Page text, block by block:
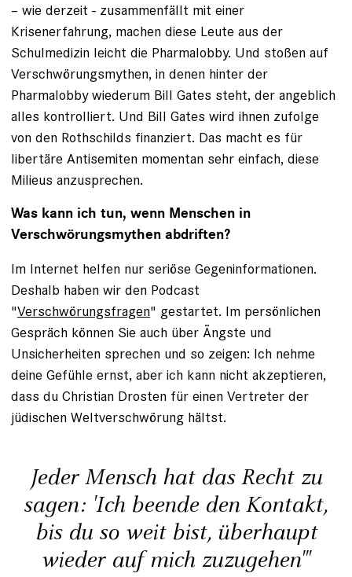
– wie derzeit - zusammenfällt mit einer
Krisenerfahrung, machen diese Leute aus der
Schulmedizin leicht die Pharmalobby. Und stoßen auf
Verschwörungsmythen, in denen hinter der
Pharmalobby wiederum Bill Gates steht, der angeblich
alles kontrolliert. Und Bill Gates wird ihnen zufolge
von den Rothschilds finanziert. Das macht es für
libertäre Antisemiten momentan sehr einfach, diese
Milieus anzusprechen.
Was kann ich tun, wenn Menschen in
Verschwörungsmythen abdriften?
Im Internet helfen nur seriöse Gegeninformationen.
Deshalb haben wir den Podcast
"Verschwörungsfragen" gestartet. Im persönlichen
Gespräch können Sie auch über Ängste und
Unsicherheiten sprechen und so zeigen: Ich nehme
deine Gefühle ernst, aber ich kann nicht akzeptieren,
dass du Christian Drosten für einen Vertreter der
jüdischen Weltverschwörung hältst.
Jeder Mensch hat das Recht zu
sagen: 'Ich beende den Kontakt,
bis du so weit bist, überhaupt
wieder auf mich zuzugehen'"